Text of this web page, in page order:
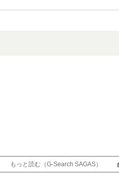
もっと読む（G-Search SAGAS）